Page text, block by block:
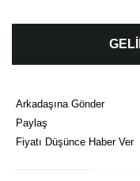
Arkadaşına Gönder
Paylaş
Fiyatı Düşünce Haber Ver